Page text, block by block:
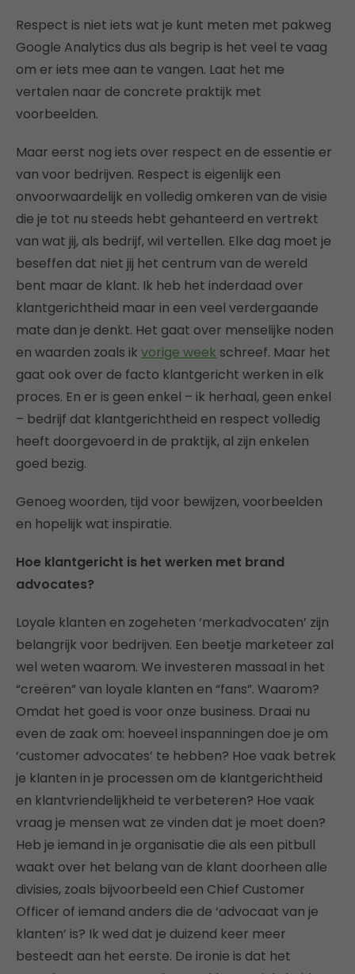
Respect is niet iets wat je kunt meten met pakweg
Google Analytics dus als begrip is het veel te vaag
om er iets mee aan te vangen. Laat het me
vertalen naar de concrete praktijk met
voorbeelden.
Maar eerst nog iets over respect en de essentie er
van voor bedrijven. Respect is eigenlijk een
onvoorwaardelijk en volledig omkeren van de visie
die je tot nu steeds hebt gehanteerd en vertrekt
van wat jij, als bedrijf, wil vertellen. Elke dag moet je
beseffen dat niet jij het centrum van de wereld
bent maar de klant. Ik heb het inderdaad over
klantgerichtheid maar in een veel verdergaande
mate dan je denkt. Het gaat over menselijke noden
en waarden zoals ik vorige week schreef. Maar het
gaat ook over de facto klantgericht werken in elk
proces. En er is geen enkel – ik herhaal, geen enkel
– bedrijf dat klantgerichtheid en respect volledig
heeft doorgevoerd in de praktijk, al zijn enkelen
goed bezig.
Genoeg woorden, tijd voor bewijzen, voorbeelden
en hopelijk wat inspiratie.
Hoe klantgericht is het werken met brand
advocates?
Loyale klanten en zogeheten ‘merkadvocaten’ zijn
belangrijk voor bedrijven. Een beetje marketeer zal
wel weten waarom. We investeren massaal in het
“creëren” van loyale klanten en “fans”. Waarom?
Omdat het goed is voor onze business. Draai nu
even de zaak om: hoeveel inspanningen doe je om
‘customer advocates’ te hebben? Hoe vaak betrek
je klanten in je processen om de klantgerichtheid
en klantvriendelijkheid te verbeteren? Hoe vaak
vraag je mensen wat ze vinden dat je moet doen?
Heb je iemand in je organisatie die als een pitbull
waakt over het belang van de klant doorheen alle
divisies, zoals bijvoorbeeld een Chief Customer
Officer of iemand anders die de ‘advocaat van je
klanten’ is? Ik wed dat je duizend keer meer
besteedt aan het eerste. De ironie is dat het